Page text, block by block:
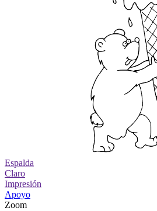
Espalda
Claro
Impresión
Apoyo
Zoom